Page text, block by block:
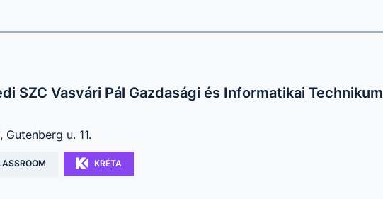
SZC Vasvári Pál Gazdasági és Informatikai Technikum
Gutenberg u. 11.
KRÉTA